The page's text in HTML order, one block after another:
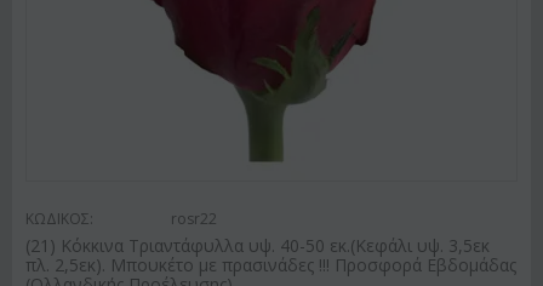
ΚΩΔΙΚΟΣ: rosr22
(21) Κόκκινα Τριαντάφυλλα υψ. 40-50 εκ.(Κεφάλι υψ. 3,5εκ
πλ. 2,5εκ). Μπουκέτο με πρασινάδες !!! Προσφορά Εβδομάδας